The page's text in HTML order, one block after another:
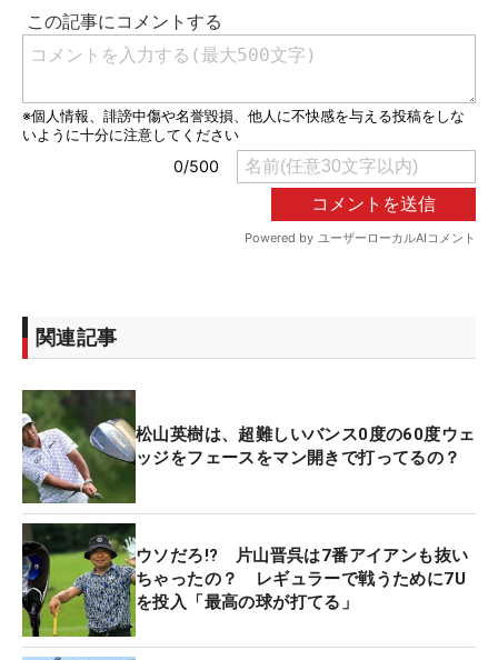
関連記事
松山英樹は、超難しいバンス0度の60度ウェ
ッジをフェースをマン開きで打ってるの？
ウソだろ!? 片山晋呉は7番アイアンも抜い
ちゃったの？ レギュラーで戦うために7U
を投入「最高の球が打てる」